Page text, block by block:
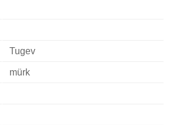
Tugev
mürk